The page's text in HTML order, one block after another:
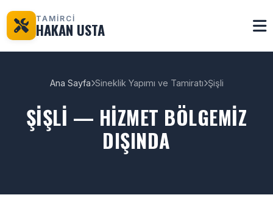
TAMİRCİ
HAKAN USTA
Ana Sayfa Sineklik Yapımı ve Tamiratı Şişli
ŞIŞLI — HIZMET BÖLGEMIZ
DIŞINDA